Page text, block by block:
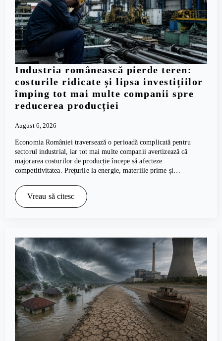
Industria românească pierde teren:
costurile ridicate și lipsa investițiilor
împing tot mai multe companii spre
reducerea producției
August 6, 2026
Economia României traversează o perioadă complicată pentru
sectorul industrial, iar tot mai multe companii avertizează că
majorarea costurilor de producție începe să afecteze
competitivitatea. Prețurile la energie, materiile prime și…
Vreau să citesc